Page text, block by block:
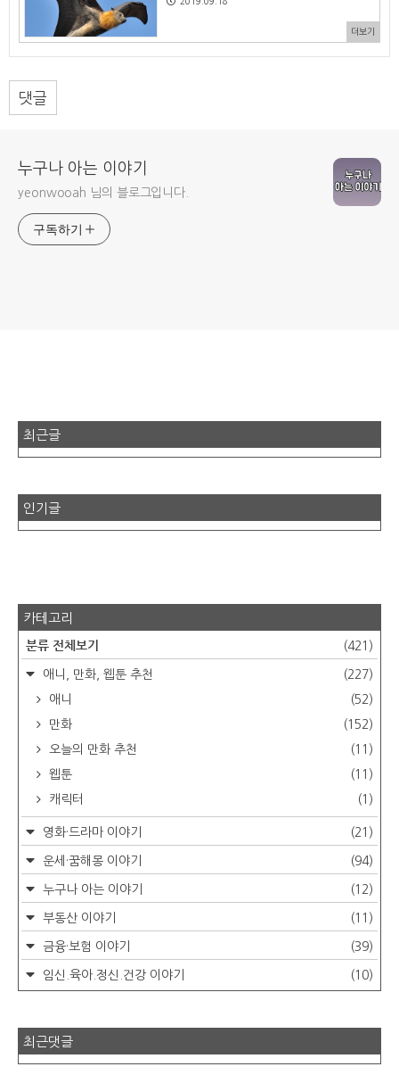
더보기
댓글
누구나 아는 이야기
yeonwooah 님의 블로그입니다.
구독하기
최근글
인기글
카테고리
분류 전체보기 (421)
애니, 만화, 웹툰 추천
(227)
애니
(52)
만화
(152)
오늘의 만화 추천
(11)
웹툰
(11)
캐릭터
(1)
영화·드라마 이야기 (21)
운세·꿈해몽 이야기 (94)
누구나 아는 이야기 (12)
부동산 이야기 (11)
금융·보험 이야기 (39)
임신.육아.정신.건강 이야기 (10)
최근댓글